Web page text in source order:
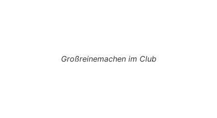
Großreinemachen im Club